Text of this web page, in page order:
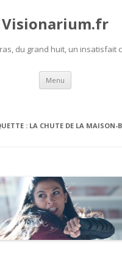
Visionarium.fr
du grand huit, un insatisfait
Menu Aller
contenu
: LA CHUTE DE LA MAISON-